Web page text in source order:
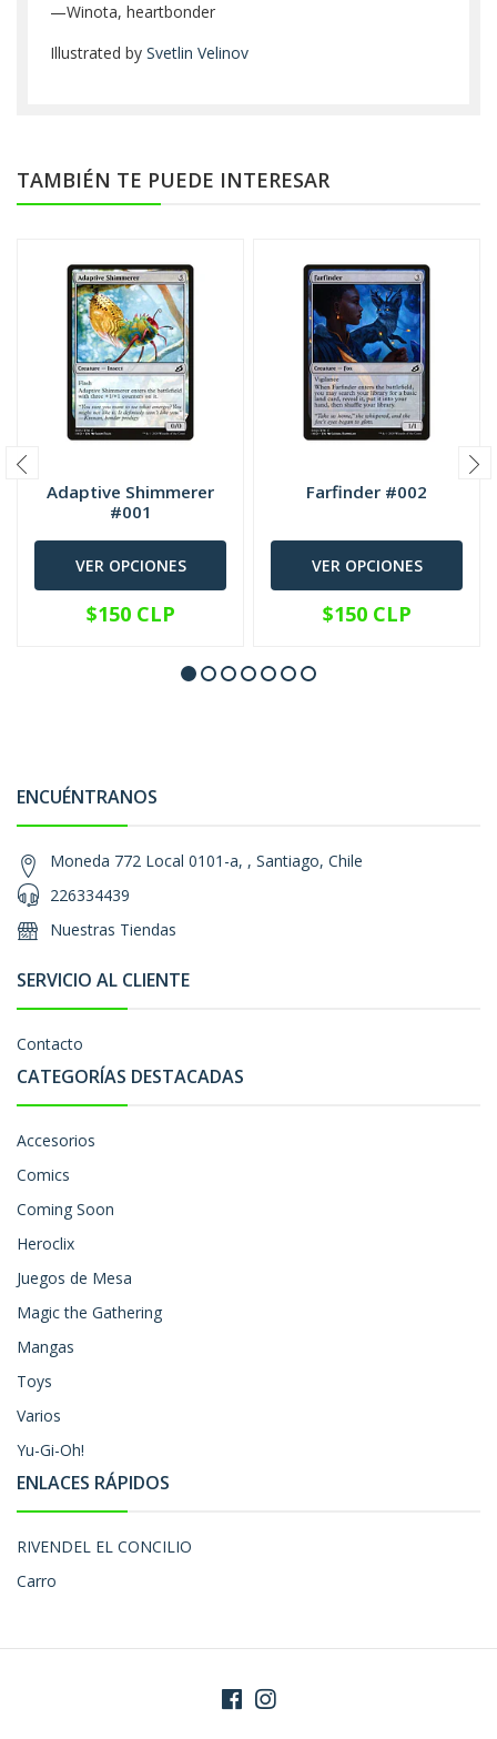
—Winota, heartbonder
Illustrated by Svetlin Velinov
TAMBIÉN TE PUEDE INTERESAR
Adaptive Shimmerer
#001
VER OPCIONES
$150 CLP
Farfinder #002
VER OPCIONES
$150 CLP
ENCUÉNTRANOS
Moneda 772 Local 0101-a, , Santiago, Chile
226334439
Nuestras Tiendas
SERVICIO AL CLIENTE
Contacto
CATEGORÍAS DESTACADAS
Accesorios
Comics
Coming Soon
Heroclix
Juegos de Mesa
Magic the Gathering
Mangas
Toys
Varios
Yu-Gi-Oh!
ENLACES RÁPIDOS
RIVENDEL EL CONCILIO
Carro